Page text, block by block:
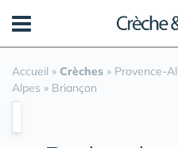
Accueil » Crèches » Provence-
Alpes » Briançon